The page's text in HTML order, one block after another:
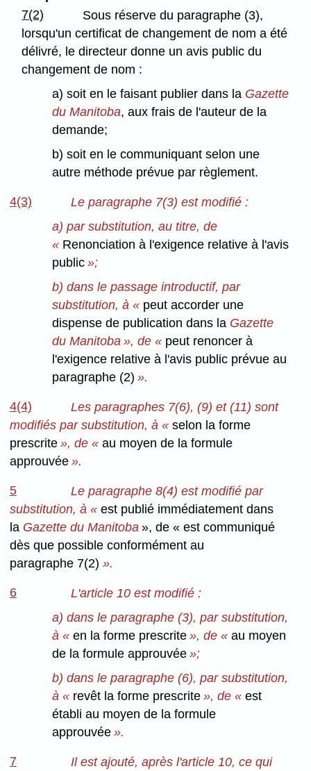
7(2)
Sous réserve du paragraphe (3),
lorsqu'un certificat de changement de nom a été
délivré, le directeur donne un avis public du
changement de nom :
a) soit en le faisant publier dans la Gazette
du Manitoba, aux frais de l'auteur de la
demande;
b) soit en le communiquant selon une
autre méthode prévue par règlement.
4(3)
Le paragraphe 7(3) est modifié :
a) par substitution, au titre, de
« Renonciation à l'exigence relative à l'avis
public »;
b) dans le passage introductif, par
substitution, à « peut accorder une
dispense de publication dans la Gazette
du Manitoba », de « peut renoncer à
l'exigence relative à l'avis public prévue au
paragraphe (2) ».
4(4)
Les paragraphes 7(6), (9) et (11) sont
modifiés par substitution, à « selon la forme
prescrite», de « au moyen de la formule
approuvée».
5
Le paragraphe 8(4) est modifié par
substitution, à «est publié immédiatement dans
la Gazette du Manitoba», de « est communiqué
dès que possible conformément au
paragraphe 7(2) ».
6
L'article 10 est modifié :
a) dans le paragraphe (3), par substitution,
à «en la forme prescrite », de «au moyen
de la formule approuvée »;
b) dans le paragraphe (6), par substitution,
à « revêt la forme prescrite », de «est
établi au moyen de la formule
approuvée ».
7
Il est ajouté, après l'article 10, ce qui